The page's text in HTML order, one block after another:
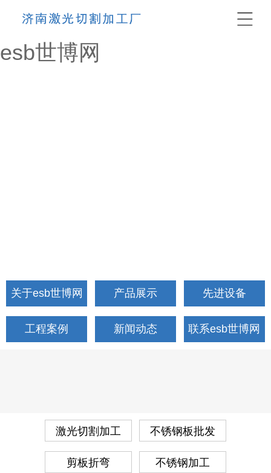
esb世博网
关于esb世博网 产品展示 先进设备
工程案例 新闻动态 联系esb世博网
激光切割加工 不锈钢板批发
剪板折弯 不锈钢加工